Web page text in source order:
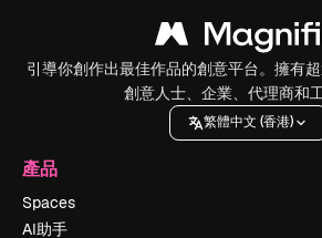
引導你創作出最佳作品的創意平台。擁有
創意人士、企業、代理商和工
繁體中文 (香港)
產品
Spaces
AI助手